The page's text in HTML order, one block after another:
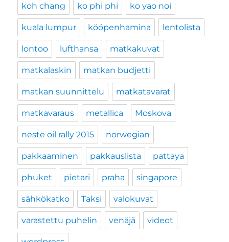
koh chang ko phi phi ko yao noi
kuala lumpur kööpenhamina lentolista
lontoo lufthansa matkakuvat
matkalaskin matkan budjetti
matkan suunnittelu matkatavarat
matkavaraus metallica Moskova
neste oil rally 2015 norwegian
pakkaaminen pakkauslista pattaya
phuket pietari praha singapore
sähkökatko Taksi valokuvat
varastettu puhelin venäjä videot